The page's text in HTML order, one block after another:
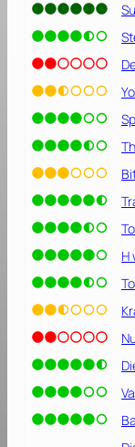
8
]
H